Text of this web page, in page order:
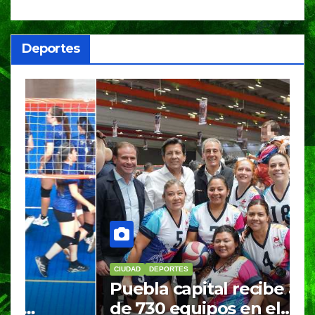
Deportes
CIUDAD DEPORTES
Puebla capital recibe a más
de 730 equipos en el